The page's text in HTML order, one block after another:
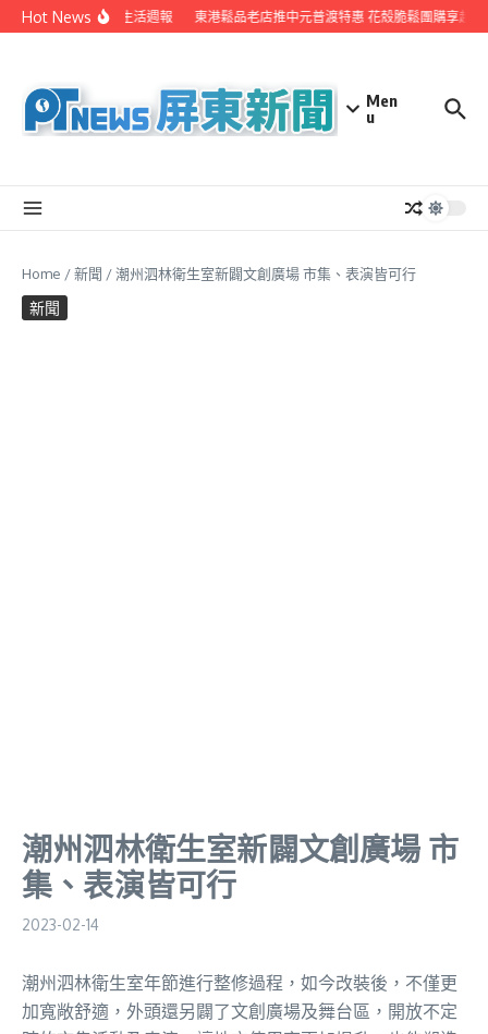
Skip to content
Hot NewsEYE台灣生活週報 東港鬆品老店推中元普渡特惠 花殼脆鬆團購享超值
Men
u
Home /新聞 /潮州泗林衛生室新闢文創廣場 市集、表演皆可行
新聞
潮州泗林衛生室新闢文創廣場 市
集、表演皆可行
2023-02-14
潮州泗林衛生室年節進行整修過程，如今改裝後，不僅更
加寬敞舒適，外頭還另闢了文創廣場及舞台區，開放不定